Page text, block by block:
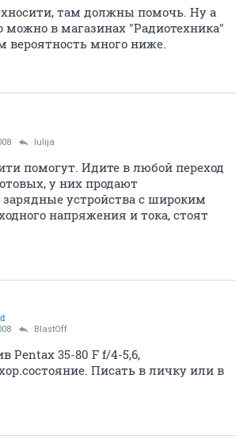
там должны помочь. Ну а
можно в магазинах "Радиотехника"
вероятность много ниже.
Iulija
помогут. Идите в любой переход
у них продают
устройства с широким
напряжения и тока, стоят
BlastOff
Pentax 35-80 F f/4-5,6,
Писать в личку или в